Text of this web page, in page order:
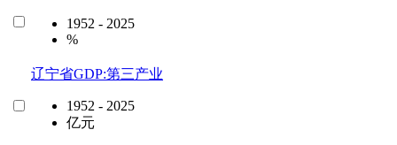
1952 - 2025
%
辽宁省GDP:第三产业
1952 - 2025
亿元